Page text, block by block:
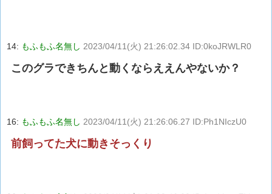
14: もふもふ名無し 2023/04/11(火) 21:26:02.34 ID:0koJRWLR0
このグラできちんと動くならええんやないか？
16: もふもふ名無し 2023/04/11(火) 21:26:06.27 ID:Ph1NIczU0
前飼ってた犬に動きそっくり